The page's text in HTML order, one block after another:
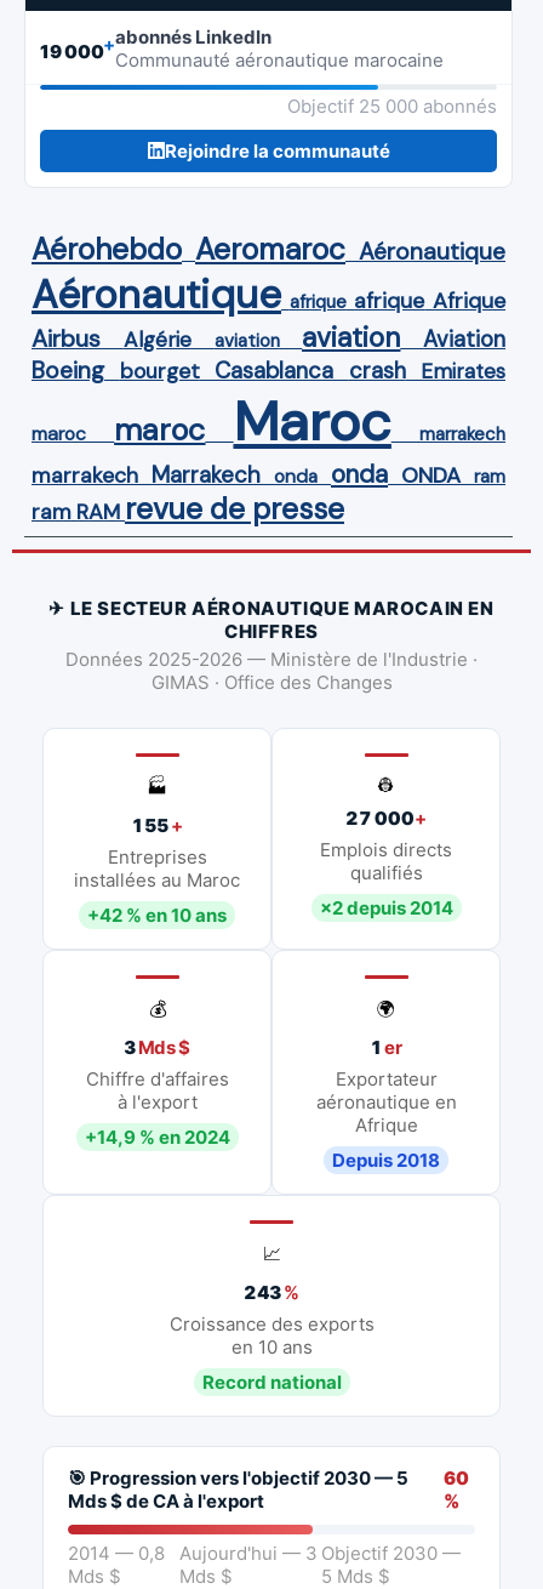
19 000+abonnés LinkedIn
Communauté aéronautique marocaine
Objectif 25 000 abonnés
Rejoindre la communauté
Aérohebdo Aeromaroc Aéronautique
Aéronautique afrique afrique Afrique
Airbus Algérie aviation aviation Aviation
Boeing bourget Casablanca crash Emirates
maroc maroc Maroc marrakech
marrakech Marrakech onda onda ONDA ram
ram RAM revue de presse
✈ LE SECTEUR AÉRONAUTIQUE MAROCAIN EN
CHIFFRES
Données 2025-2026 — Ministère de l'Industrie ·
GIMAS · Office des Changes
🏭
155+
Entreprises
installées au Maroc
+42 % en 10 ans
👷
27 000+
Emplois directs
qualifiés
×2 depuis 2014
💰
3Mds $
Chiffre d'affaires
à l'export
+14,9 % en 2024
🌍
1 er
Exportateur
aéronautique en
Afrique
Depuis 2018
📈
243%
Croissance des exports
en 10 ans
Record national
🎯 Progression vers l'objectif 2030 — 5
Mds $ de CA à l'export
60
%
2014 — 0,8
Mds $
Aujourd'hui — 3
Mds $
Objectif 2030 —
5 Mds $